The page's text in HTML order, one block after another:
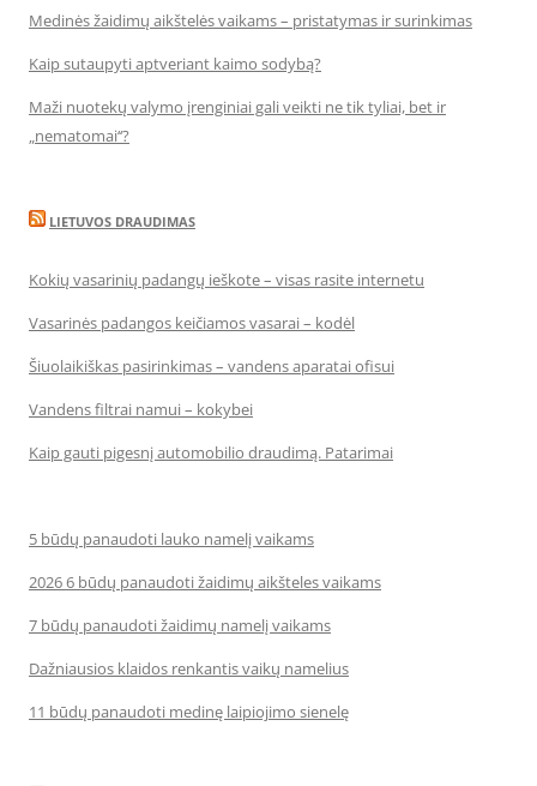
Medinės žaidimų aikštelės vaikams – pristatymas ir surinkimas
Kaip sutaupyti aptveriant kaimo sodybą?
Maži nuotekų valymo įrenginiai gali veikti ne tik tyliai, bet ir
„nematomai‘‘?
LIETUVOS DRAUDIMAS
Kokių vasarinių padangų ieškote – visas rasite internetu
Vasarinės padangos keičiamos vasarai – kodėl
Šiuolaikiškas pasirinkimas – vandens aparatai ofisui
Vandens filtrai namui – kokybei
Kaip gauti pigesnį automobilio draudimą. Patarimai
5 būdų panaudoti lauko namelį vaikams
2026 6 būdų panaudoti žaidimų aikšteles vaikams
7 būdų panaudoti žaidimų namelį vaikams
Dažniausios klaidos renkantis vaikų namelius
11 būdų panaudoti medinę laipiojimo sienelę